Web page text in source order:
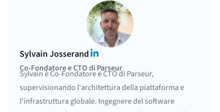
Sylvain JosserandLinkedIn
Co-Fondatore e CTO di Parseur
Sylvain è Co-Fondatore e CTO di Parseur,
supervisionando l'architettura della piattaforma e
l'infrastruttura globale. Ingegnere del software